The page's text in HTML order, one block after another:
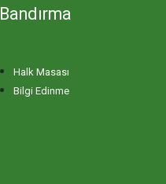
Bandırma
Halk Masası
Bilgi Edinme